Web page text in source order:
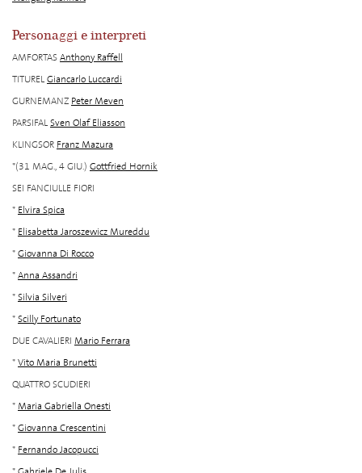
Personaggi e interpreti
AMFORTASAnthony Raffell
TITURELGiancarlo Luccardi
GURNEMANZ Peter Meven
PARSIFALSven Olaf Eliasson
KLINGSOR Franz Mazura
*(31 MAG., 4 GIU.) Gottfried Hornik
SEI FANCIULLE FIORI
* Elvira Spica
* Elisabetta Jaroszewicz Mureddu
*Giovanna Di Rocco
*Anna Assandri
*Silvia Silveri
*Scilly Fortunato
DUE CAVALIERI Mario Ferrara
*Vito Maria Brunetti
QUATTRO SCUDIERI
*Maria Gabriella Onesti
*Giovanna Crescentini
* Fernando Jacopucci